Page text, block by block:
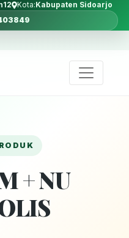
Kota: Kabupaten Sidoarjo
+ NU